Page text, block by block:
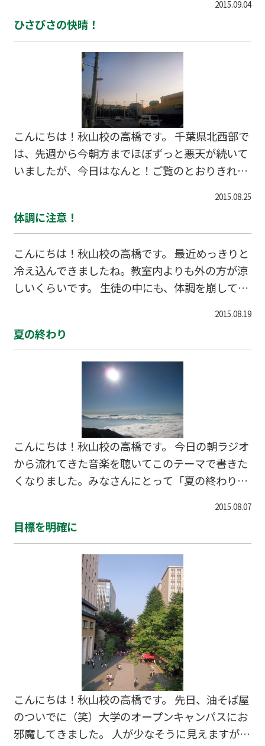
ー経験者として、この試合の感動ポイントをお伝
えします。 1. ラグビーは、実力差が反映されや
すいサッカーを例に取ってみましょう。サッカー
では、対戦相手との間に明確に力の差がある場
合、往々にして「弱者の戦術」ということをとり
ます。例えば、攻撃の選手は最小限にし、他の選
手でゴール前を固めるなど。そうすることで、勝
てなくても「負けない」試合をすることができま
す。しかしラグビーは、バスケやバレーと同様に
体格差＝実力差となる…
2015.09.04
ひさびさの快晴！
こんにちは！秋山校の高橋です。 千葉県北西部で
は、先週から今朝方までほぼずっと悪天が続いて
いましたが、今日はなんと！ご覧のとおりきれい
内では、 「竜巻注意報発令により・・・」 など
と少し怖いアナウンスがされていましたが、今の
では、三年生の習熟度テストが終わりました。夏
休みの成果が出た人、イマイチ伸び悩んだ人。色
んな人がいます。 いずれにせよ、終わったことは
終わったこと。 しっかり見直して、同じ問題が出
たら次は必ず正解できるようにする。これが勉強
です。 今日の天気と同じように、すっきり切り替
2015.08.25
体調に注意！
こんにちは！秋山校の高橋です。 最近めっきりと
冷え込んできましたね。教室内よりも外の方が涼
しいくらいです。 生徒の中にも、体調を崩してお
ない人。少し温かい格好をして、体を冷やしすぎ
ないように！ もう体調を崩してしまった人。学校
してください！ 体の具合は心の具合とつながって
います。体の調子がいいと、気分もハッピーにな
れますよね。 いい２学期のスタートは、万全の体
2015.08.19
夏の終わり
こんにちは！秋山校の高橋です。 今日の朝ラジオ
から流れてきた音楽を聴いてこのテーマで書きた
くなりました。みなさんにとって「夏の終わり」
曜日に行われる花火大会を見ながら、「あぁ、今
年の夏が終わった・・・」と実感してしまいま
す。さすがに「早すぎる！」と言われてしまいま
すが（笑） 夏にやりたいことはやり切りました
か？もう夏は残されていません。 勉強でも、遊び
でも、夏にしかできないことは山ほどあります。
悔いのない“今年の”夏休みになりますように。
「最高の思い出」を！ ※写真は個人的な夏のイメ
ージです。大学時代より、私の中の夏は「山」で
彩られていました。
2015.08.07
目標を明確に
こんにちは！秋山校の高橋です。 先日、油そば屋
のついでに（笑）大学のオープンキャンパスにお
邪魔してきました。 人が少なそうに見えますが、